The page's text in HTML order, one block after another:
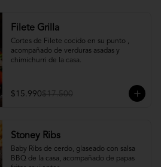
Filete Grilla
Cortes de Filete cocido en su punto ,
acompañado de verduras asadas y
chimichurri de la casa.
$15.990$17.500
Stoney Ribs
Baby Ribs de cerdo, glaseado con salsa
BBQ de la casa, acompañado de papas